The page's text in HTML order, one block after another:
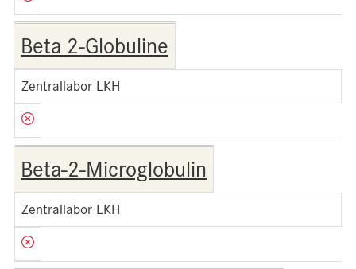
Beta 2-Globuline
Zentrallabor LKH
Beta-2-Microglobulin
Zentrallabor LKH